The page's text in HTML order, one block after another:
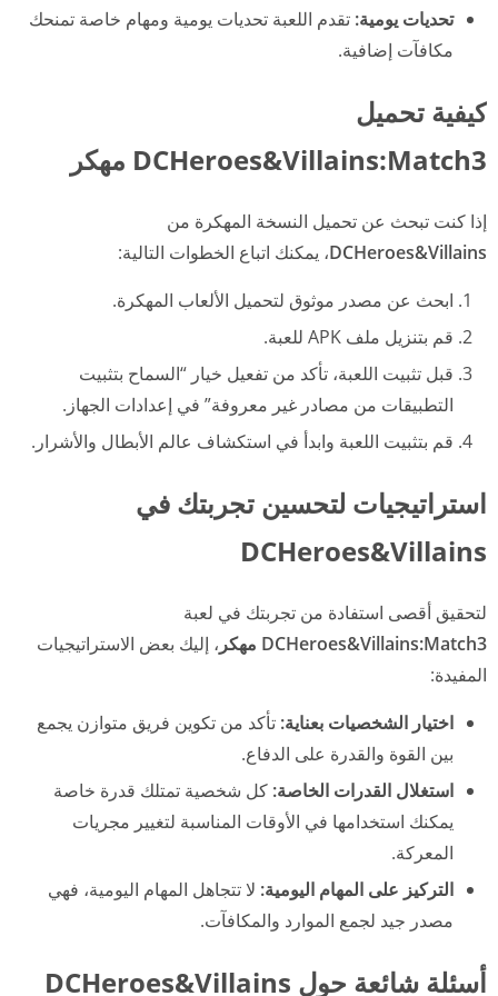
تحديات يومية: تقدم اللعبة تحديات يومية ومهام خاصة تمنحك
مكافآت إضافية.
كيفية تحميل
DCHeroes&Villains:Match3 مهكر
إذا كنت تبحث عن تحميل النسخة المهكرة من
DCHeroes&Villains، يمكنك اتباع الخطوات التالية:
ابحث عن مصدر موثوق لتحميل الألعاب المهكرة.
قم بتنزيل ملف APK للعبة.
قبل تثبيت اللعبة، تأكد من تفعيل خيار “السماح بتثبيت
التطبيقات من مصادر غير معروفة” في إعدادات الجهاز.
قم بتثبيت اللعبة وابدأ في استكشاف عالم الأبطال والأشرار.
استراتيجيات لتحسين تجربتك في
DCHeroes&Villains
لتحقيق أقصى استفادة من تجربتك في لعبة
DCHeroes&Villains:Match3 مهكر
، إليك بعض الاستراتيجيات
المفيدة:
اختيار الشخصيات بعناية: تأكد من تكوين فريق متوازن يجمع
بين القوة والقدرة على الدفاع.
استغلال القدرات الخاصة: كل شخصية تمتلك قدرة خاصة
يمكنك استخدامها في الأوقات المناسبة لتغيير مجريات
المعركة.
التركيز على المهام اليومية: لا تتجاهل المهام اليومية، فهي
مصدر جيد لجمع الموارد والمكافآت.
أسئلة شائعة حول DCHeroes&Villains